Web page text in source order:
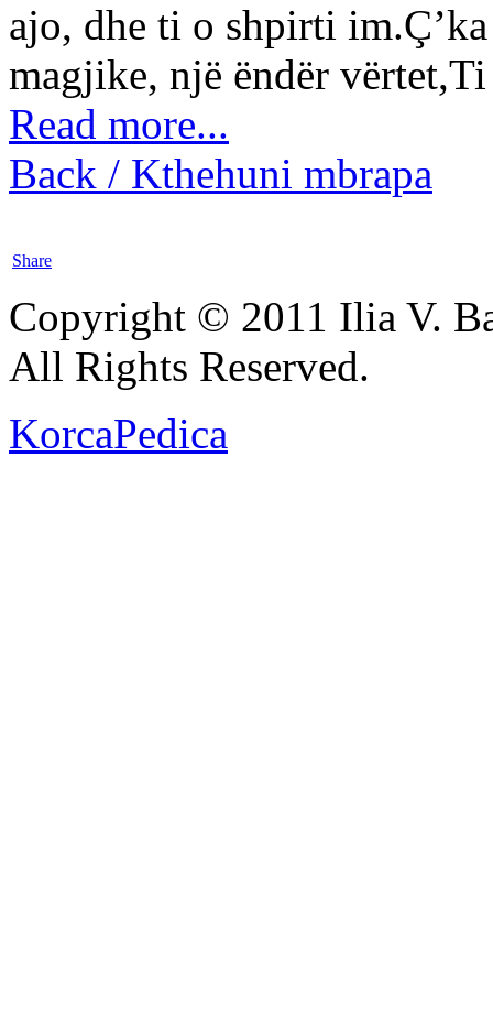
ajo, dhe ti o shpirti
magjike, një ëndër
Read more...
Back / Kthehuni mbrapa
Share
Copyright © 2011 Ilia V.
All Rights Reserved.
KorcaPedica